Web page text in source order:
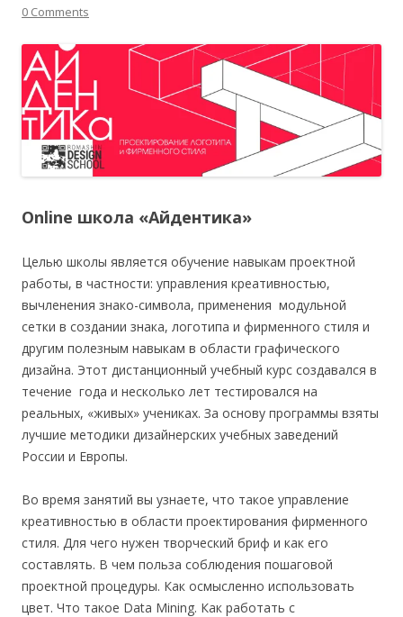
0 Comments
Online школа «Айдентика»
Целью школы является обучение навыкам проектной
работы, в частности: управления креативностью,
вычленения знако-символа, применения модульной
сетки в создании знака, логотипа и фирменного стиля и
другим полезным навыкам в области графического
дизайна. Этот дистанционный учебный курс создавался в
течение года и несколько лет тестировался на
реальных, «живых» учениках. За основу программы взяты
лучшие методики дизайнерских учебных заведений
России и Европы.
Во время занятий вы узнаете, что такое управление
креативностью в области проектирования фирменного
стиля. Для чего нужен творческий бриф и как его
составлять. В чем польза соблюдения пошаговой
проектной процедуры. Как осмысленно использовать
цвет. Что такое Data Mining. Как работать с